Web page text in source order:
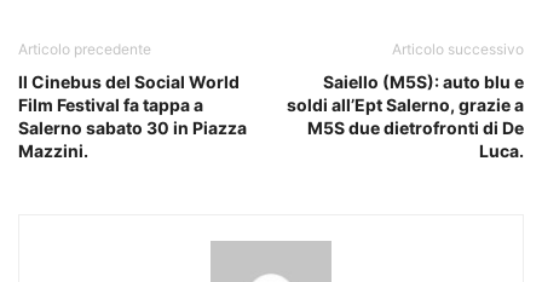
Articolo precedente
Il Cinebus del Social World
Film Festival fa tappa a
Salerno sabato 30 in Piazza
Mazzini.
Articolo successivo
Saiello (M5S): auto blu e
soldi all’Ept Salerno, grazie a
M5S due dietrofronti di De
Luca.